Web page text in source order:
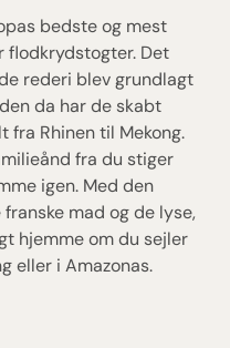
bedste og mest
flodkrydstogter. Det
rederi blev grundlagt
da har de skabt
fra Rhinen til Mekong.
fra du stiger
igen. Med den
mad og de lyse,
hjemme om du sejler
eller i Amazonas.